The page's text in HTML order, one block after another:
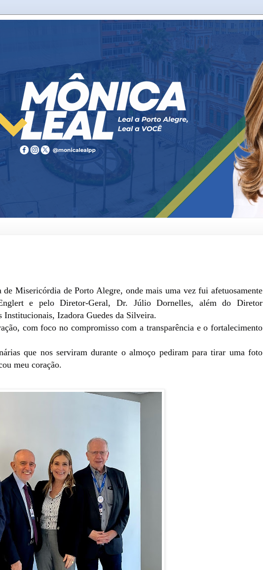
Misericórdia de Porto Alegre, onde mais uma vez fui afetuosamente
e pelo Diretor-Geral, Dr. Júlio Dornelles, além do Diretor
Institucionais, Izadora Guedes da Silveira.
com foco no compromisso com a transparência e o fortalecimento
que nos serviram durante o almoço pediram para tirar uma foto
meu coração.